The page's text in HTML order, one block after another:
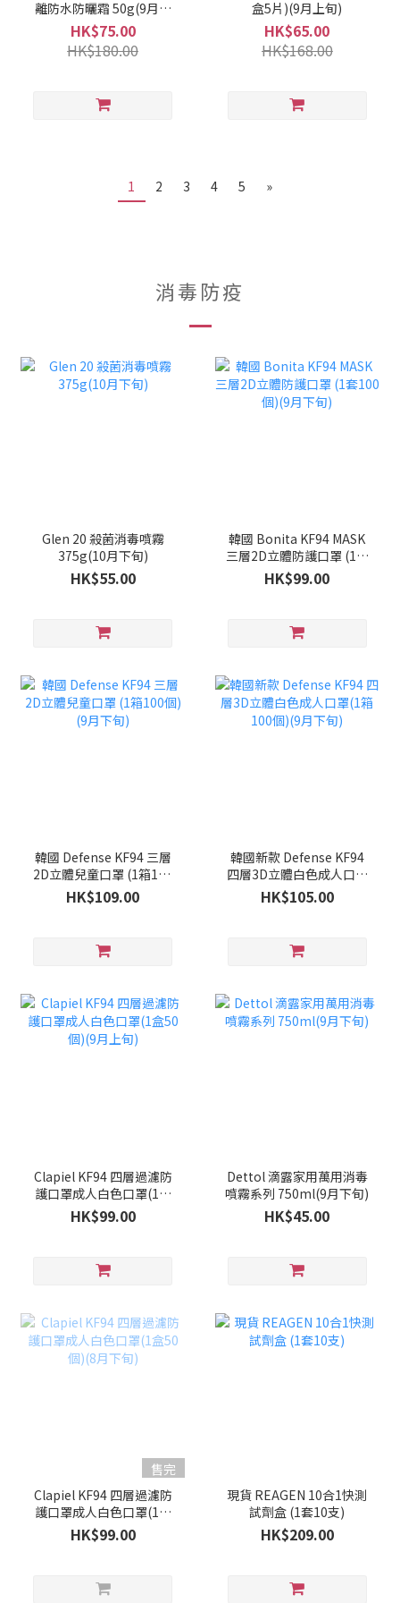
離防水防曬霜 50g(9月上
旬)
HK$75.00
HK$180.00
盒5片)(9月上旬)
HK$65.00
HK$168.00
1 2 3 4 5 »
消毒防疫
Glen 20 殺菌消毒噴霧
375g(10月下旬)
HK$55.00
韓國 Bonita KF94 MASK
三層2D立體防護口罩 (1套
100個)(9月下旬)
HK$99.00
韓國 Defense KF94 三層
2D立體兒童口罩 (1箱100
個)(9月下旬)
HK$109.00
韓國新款 Defense KF94
四層3D立體白色成人口罩
(1箱100個)(9月下旬)
HK$105.00
Clapiel KF94 四層過濾防
護口罩成人白色口罩(1盒
50個)(9月上旬)
HK$99.00
Dettol 滴露家用萬用消毒
噴霧系列 750ml(9月下旬)
HK$45.00
售完
Clapiel KF94 四層過濾防
護口罩成人白色口罩(1盒
50個)(8月下旬)
HK$99.00
現貨 REAGEN 10合1快測
試劑盒 (1套10支)
HK$209.00